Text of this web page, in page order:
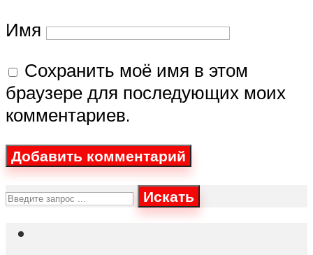
Имя
Сохранить моё имя в этом
браузере для последующих моих
комментариев.
Искать